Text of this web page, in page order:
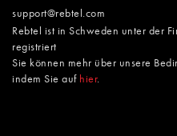
support@rebtel.com
Rebtel ist in Schweden unter der
registriert
Sie können mehr über unsere
indem Sie auf hier.